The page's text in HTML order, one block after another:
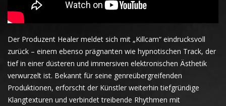
Der Produzent Healer meldet sich mit „Killcam“ eindrucksvoll
zurück – einem ebenso prägnanten wie hypnotischen Track, der
tief in einer düsteren und immersiven elektronischen Ästhetik
verwurzelt ist. Bekannt für seine genreübergreifenden
Produktionen, erforscht der Künstler weiterhin tiefgründige
Klangtexturen und verbindet treibende Rhythmen mit